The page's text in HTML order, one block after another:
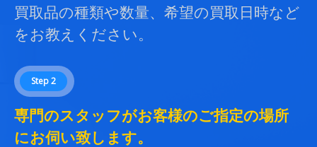
買取品の種類や数量、希望の買取日時など
をお教えください。
Step 2
専門のスタッフがお客様のご指定の場所
にお伺い致します。